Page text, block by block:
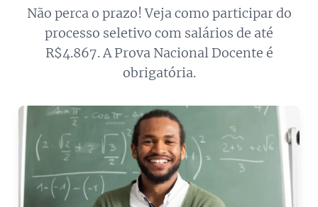
Não perca o prazo! Veja como participar do
processo seletivo com salários de até
R$4.867. A Prova Nacional Docente é
obrigatória.